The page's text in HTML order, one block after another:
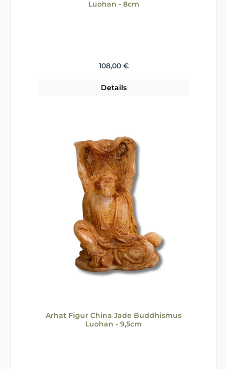
Luohan - 8cm
Regulärer Preis:
108,00 €
Details
Arhat Figur China Jade Buddhismus
Luohan - 9,5cm